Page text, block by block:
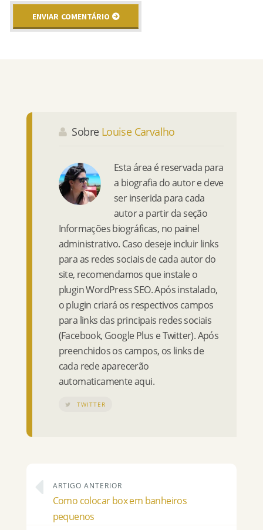
Sobre Louise Carvalho
Esta área é reservada para
a biografia do autor e deve
ser inserida para cada
autor a partir da seção
Informações biográficas, no painel
administrativo. Caso deseje incluir links
para as redes sociais de cada autor do
site, recomendamos que instale o
plugin WordPress SEO. Após instalado,
o plugin criará os respectivos campos
para links das principais redes sociais
(Facebook, Google Plus e Twitter). Após
preenchidos os campos, os links de
cada rede aparecerão
automaticamente aqui.
TWITTER
ARTIGO ANTERIOR
Como colocar box em banheiros
pequenos